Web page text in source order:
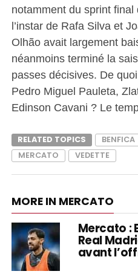
notamment du sprint
l’instar de Rafa Silva et
Olhão avait largement
néanmoins terminé la
passes décisives. De
Pedro Miguel Pauleta,
Edinson Cavani ? Le
RELATED TOPICS BENFICA
MERCATO
VEDETTE
MORE IN MERCATO
Mercato :
Real
avant